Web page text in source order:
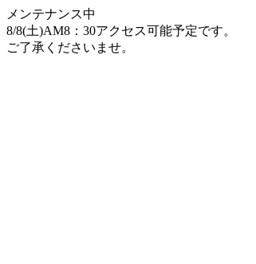
メンテナンス中
8/8(土)AM8：30アクセス可能予定です。
ご了承くださいませ。